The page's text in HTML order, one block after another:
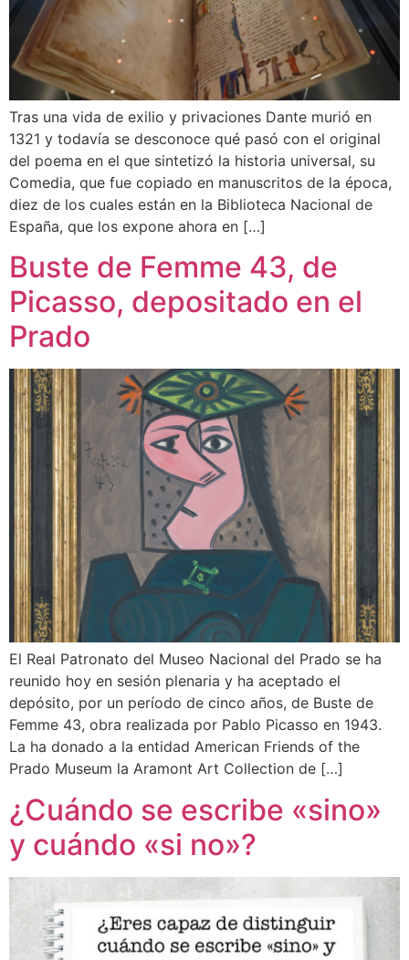
Tras una vida de exilio y privaciones Dante murió en
1321 y todavía se desconoce qué pasó con el original
del poema en el que sintetizó la historia universal, su
Comedia, que fue copiado en manuscritos de la época,
diez de los cuales están en la Biblioteca Nacional de
España, que los expone ahora en […]
Buste de Femme 43, de
Picasso, depositado en el
Prado
El Real Patronato del Museo Nacional del Prado se ha
reunido hoy en sesión plenaria y ha aceptado el
depósito, por un período de cinco años, de Buste de
Femme 43, obra realizada por Pablo Picasso en 1943.
La ha donado a la entidad American Friends of the
Prado Museum la Aramont Art Collection de […]
¿Cuándo se escribe «sino»
y cuándo «si no»?